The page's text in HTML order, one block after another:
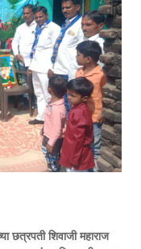
छत्रपती शिवाजी महाराज